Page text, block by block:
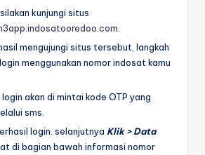
kunjungi situs
mengujungi situs tersebut, langkah
menggunakan nomor indosat kamu
akan di mintai kode OTP yang
sms.
login. selanjutnya Klik > Data
di bagian bawah informasi nomor